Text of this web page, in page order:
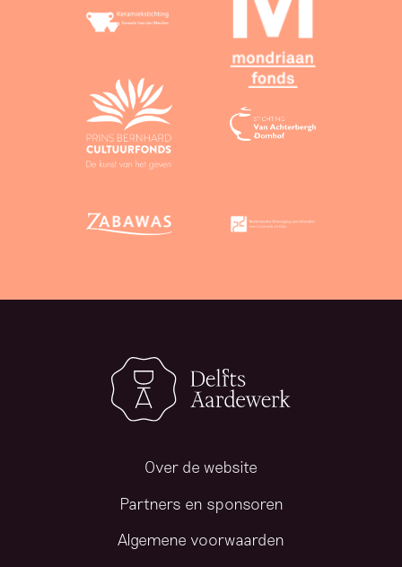
Over de website
Partners en sponsoren
Algemene voorwaarden